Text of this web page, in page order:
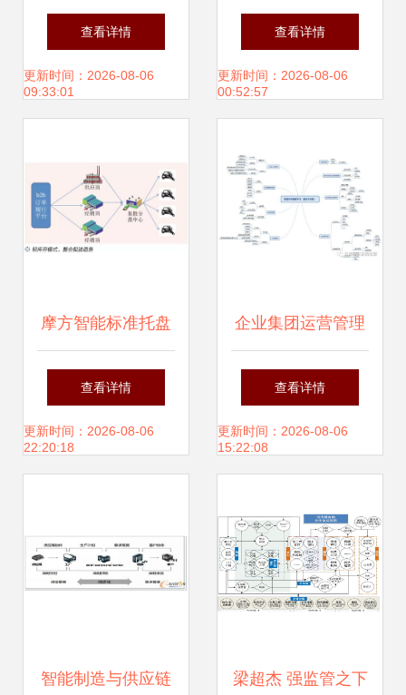
商厨设备维修行业
供应链管理服务
查看详情
更新时间：2026-08-06
09:33:01
决策 智慧互联如何
重塑供应链管理
查看详情
更新时间：2026-08-06
00:52:57
摩方智能标准托盘
以智能化信息革新
引领供应链物流生
查看详情
更新时间：2026-08-06
22:20:18
企业集团运营管理
数字化转型 三 客
服 采购 财务和技
品规划
查看详情
更新时间：2026-08-06
15:22:08
智能制造与供应链 梁超杰 强监管之下